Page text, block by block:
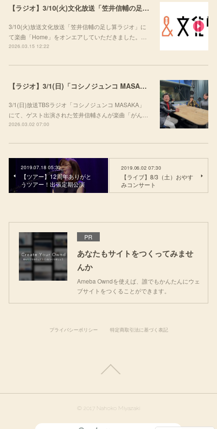
【ラジオ】3/10(火)文化放送「笠井信輔の足し算ラジオ」にて楽曲をご紹介いただきました
3/10(火)放送文化放送「笠井信輔の足し算ラジオ」に
て楽曲「Home」をオンエアしていただきました。…
2026.03.15 12:22
【ラジオ】3/1(日)「コシノジュンコ MASAKA」にて楽曲をご紹介いただきました
3/1(日)放送TBSラジオ「コシノジュンコ MASAKA」
にて、ゲスト出演された笠井信輔さんが楽曲「がん…
2026.03.02 07:00
2019.07.18 05:30
【ツアー】12周年ありがと
うツアー！出張定期公演
2019.06.02 07:30
【ライブ】8/3（土）おやす
みコンサート
PR
あなたもサイトをつくってみませ
んか
Ameba Owndを使えば、誰でもかんたんにウェ
ブサイトをつくることができます。
プライバシーポリシー 特定商取引法に基づく表記
© 2017 Nahoko Miyazaki